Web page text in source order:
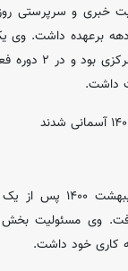
خبری و سرپرستی
برعهده داشت.
خانه مطبوعات
داشت.
سیامک افشار، روز ۴
وی مسئولیت بخش
کاری خود داشت.